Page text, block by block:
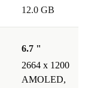
12.0 GB
6.7 "
2664 x 1200
AMOLED,